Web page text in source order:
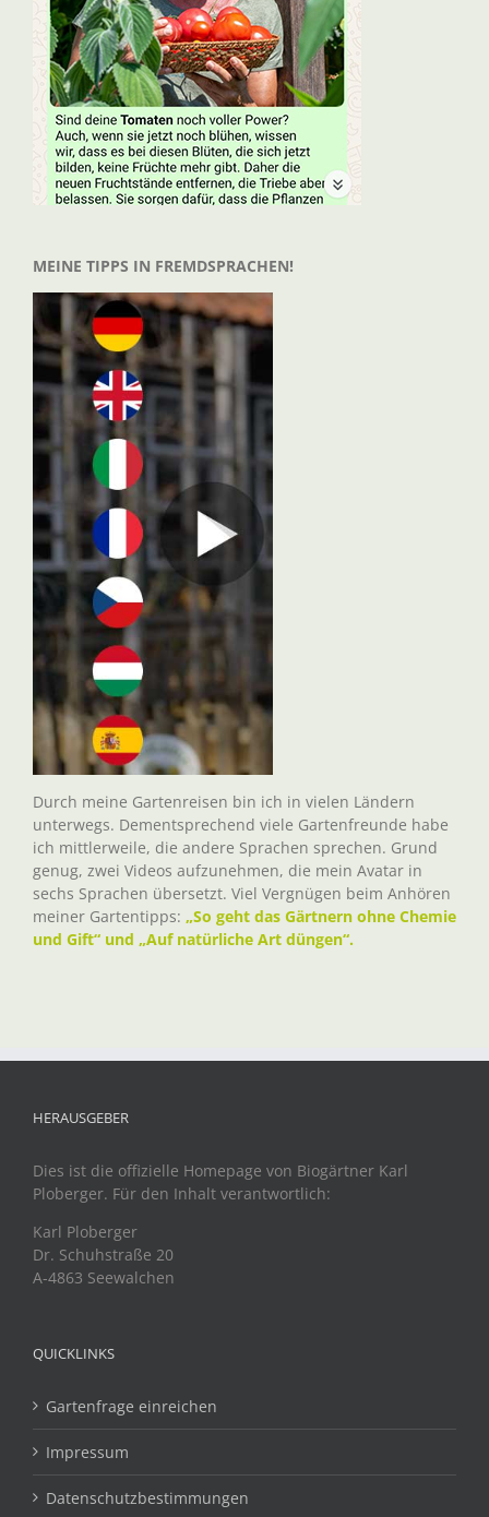
MEINE TIPPS IN FREMDSPRACHEN!
Durch meine Gartenreisen bin ich in vielen Ländern
unterwegs. Dementsprechend viele Gartenfreunde habe
ich mittlerweile, die andere Sprachen sprechen. Grund
genug, zwei Videos aufzunehmen, die mein Avatar in
sechs Sprachen übersetzt. Viel Vergnügen beim Anhören
meiner Gartentipps: „So geht das Gärtnern ohne Chemie
und Gift“ und „Auf natürliche Art düngen“.
HERAUSGEBER
Dies ist die offizielle Homepage von Biogärtner Karl
Ploberger. Für den Inhalt verantwortlich:
Karl Ploberger
Dr. Schuhstraße 20
A-4863 Seewalchen
QUICKLINKS
Gartenfrage einreichen
Impressum
Datenschutzbestimmungen